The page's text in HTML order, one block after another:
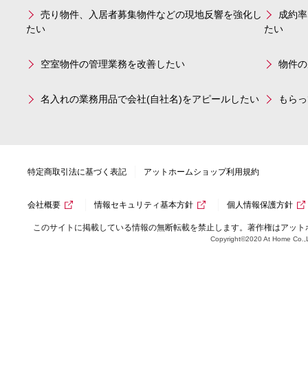
売り物件、入居者募集物件などの現地反響を強化し
たい
成約
たい
空室物件の管理業務を改善したい 物件
名入れの業務用品で会社(自社名)をアピールしたい もら
特定商取引法に基づく表記 アットホームショップ利用規約
会社概要 情報セキュリティ基本方針 個人情報保護方針
このサイトに掲載している情報の無断転載を禁止します。著作権はアッ
Copyright©2020 At Home